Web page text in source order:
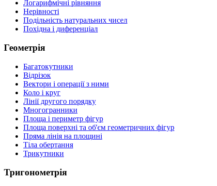
Логарифмічні рівняння
Нерівності
Подільність натуральних чисел
Похідна і диференціал
Геометрія
Багатокутники
Відрізок
Вектори і операції з ними
Коло і круг
Лінії другого порядку
Многогранники
Площа і периметр фігур
Площа поверхні та об'єм геометричних фігур
Пряма лінія на площині
Тіла обертання
Трикутники
Тригонометрія